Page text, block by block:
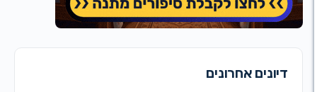
אחרונים